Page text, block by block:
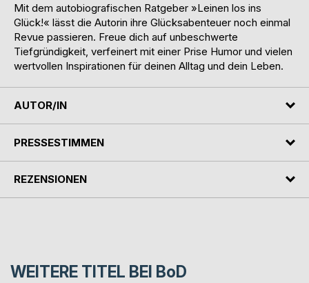
Mit dem autobiografischen Ratgeber »Leinen los ins
Glück!« lässt die Autorin ihre Glücksabenteuer noch einmal
Revue passieren. Freue dich auf unbeschwerte
Tiefgründigkeit, verfeinert mit einer Prise Humor und vielen
wertvollen Inspirationen für deinen Alltag und dein Leben.
AUTOR/IN
PRESSESTIMMEN
REZENSIONEN
WEITERE TITEL BEI BoD